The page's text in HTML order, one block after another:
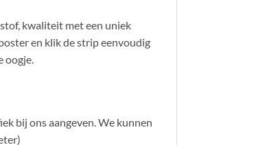
kwaliteit met een uniek
en klik de strip eenvoudig
oogje.
bij ons aangeven. We kunnen